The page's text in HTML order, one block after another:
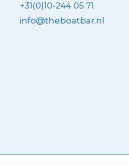
+31(0)10-244 05 71
info@theboatbar.nl